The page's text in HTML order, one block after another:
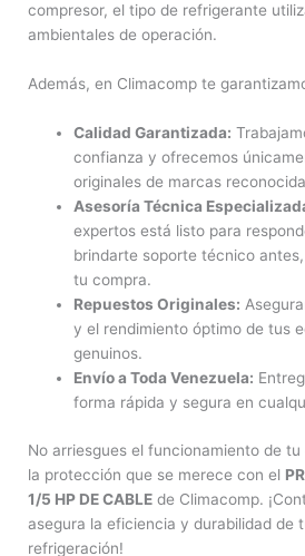
compresor, el tipo de refrigerante
ambientales de operación.
Además, en Climacomp te
Calidad Garantizada:
confianza y ofrecemos
originales de marcas
Asesoría Técnica
expertos está listo para
brindarte soporte técnico
tu compra.
Repuestos Originales:
y el rendimiento óptimo de tus
genuinos.
Envío a Toda Venezuela:
forma rápida y segura en
No arriesgues el funcionamiento de
la protección que se merece con el
1/5 HP DE CABLE de Climacomp.
asegura la eficiencia y durabilidad de
refrigeración!